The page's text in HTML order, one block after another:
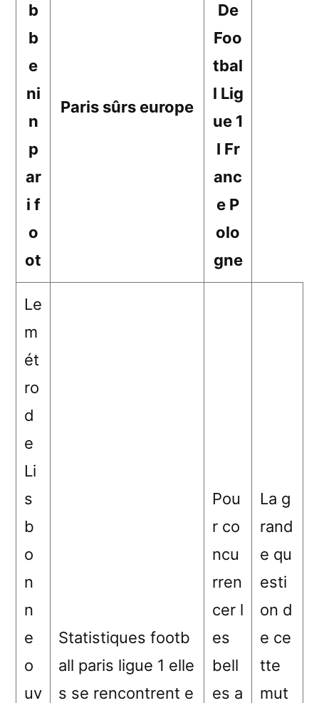
b
b
e
ni
n
p
ar
i f
o
ot
Paris sûrs europe
De
Foo
tbal
l Lig
ue 1
I Fr
anc
e P
olo
gne
Le
m
ét
ro
d
e
Li
s
b
o
n
n
e
o
uv
Statistiques footb
all paris ligue 1 elle
s se rencontrent e
Pou
r co
ncu
rren
cer l
es
bell
es a
La g
rand
e qu
esti
on d
e ce
tte
mut